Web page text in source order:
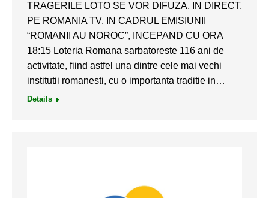
TRAGERILE LOTO SE VOR DIFUZA, IN DIRECT,
PE ROMANIA TV, IN CADRUL EMISIUNII
“ROMANII AU NOROC”, INCEPAND CU ORA
18:15 Loteria Romana sarbatoreste 116 ani de
activitate, fiind astfel una dintre cele mai vechi
institutii romanesti, cu o importanta traditie in…
Details